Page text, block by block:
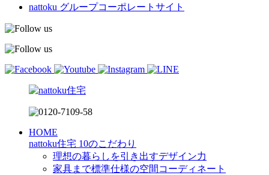
nattoku グループコーポレートサイト
HOME
nattoku住宅 10のこだわり
理想の暮らしを引き出すデザイン力
家具まで標準仕様の空間コーディネート